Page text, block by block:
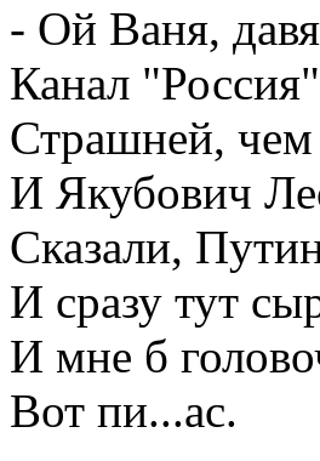
- Ой Ваня,
Канал
Страшней, чем
И Якубович
Сказали,
И сразу тут
И мне б
Вот пи...ас.